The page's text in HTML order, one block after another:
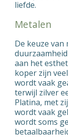
liefde.
Metalen
De keuze van
aan het
koper zijn
wordt vaak
terwijl zilver
Platina, met
wordt vaak
wordt soms